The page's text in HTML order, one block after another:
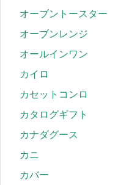
オーブントースター
オーブンレンジ
オールインワン
カイロ
カセットコンロ
カタログギフト
カナダグース
カニ
カバー